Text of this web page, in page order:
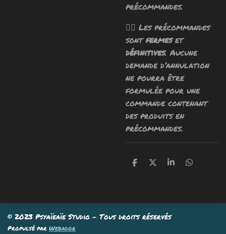
précommandes.
🧙‍♂️ Les précommandes
sontfermeset
définitives. Aucune
demande d’annulation
ne pourra être
formulée pour une
commande contenant
des produits en
précommandes.
P
g
e
r
P
g
e
r
P
g
e
r
P
g
© 2023 Psyaïeaïe Studio - Tous droits réservés
Propulsé par Webador